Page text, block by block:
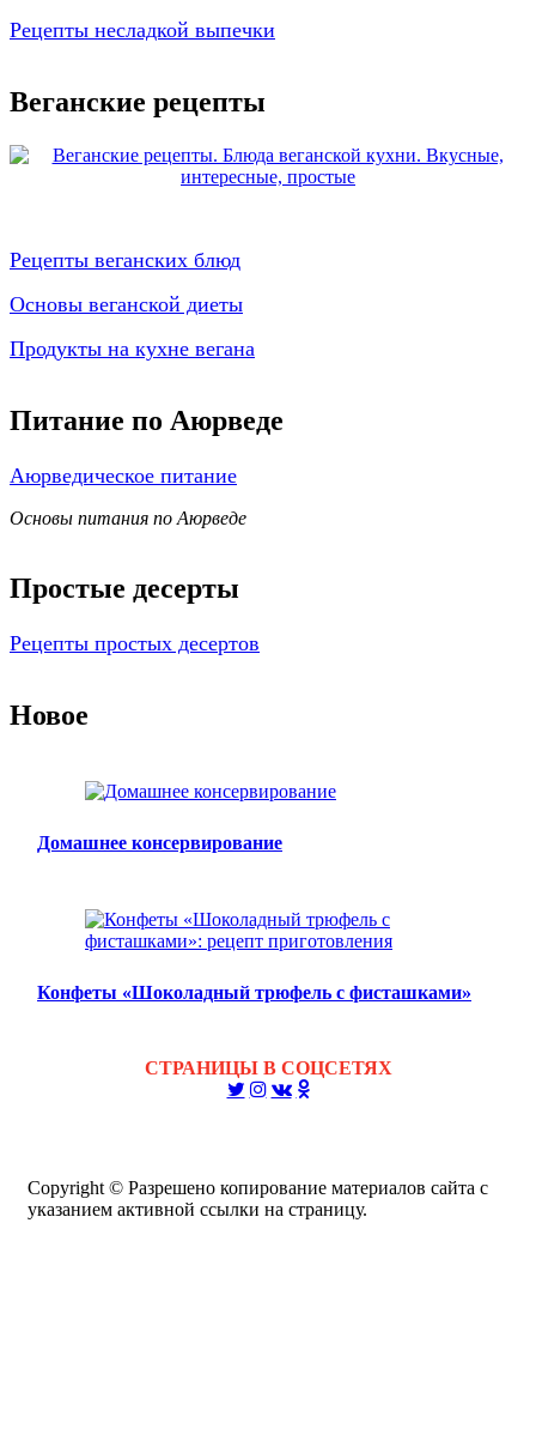
Рецепты несладкой выпечки
Веганские рецепты
Рецепты веганских блюд
Основы веганской диеты
Продукты на кухне вегана
Питание по Аюрведе
Аюрведическое питание
Основы питания по Аюрведе
Простые десерты
Рецепты простых десертов
Новое
Домашнее консервирование
Конфеты «Шоколадный трюфель с фисташками»
СТРАНИЦЫ В СОЦСЕТЯХ
Copyright © Разрешено копирование материалов сайта с
указанием активной ссылки на страницу.